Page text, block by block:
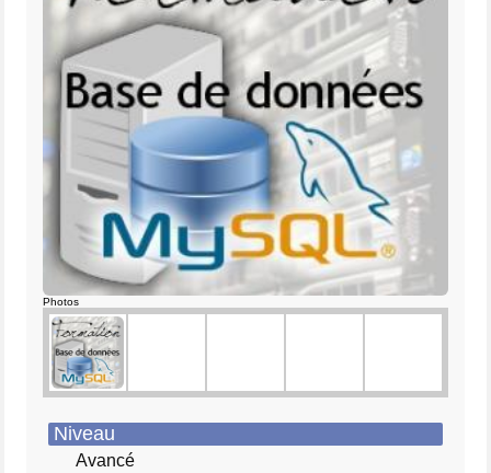
Photos
Niveau
Avancé